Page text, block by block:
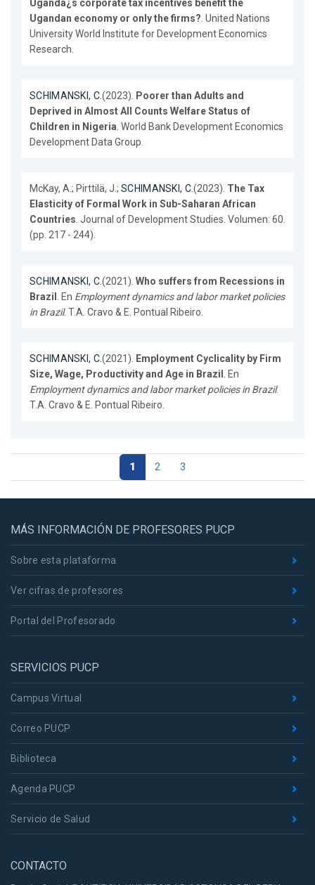
Uganda¿s corporate tax incentives benefit the
Ugandan economy or only the firms?. United Nations
University World Institute for Development Economics
Research.
SCHIMANSKI, C.(2023). Poorer than Adults and
Deprived in Almost All Counts Welfare Status of
Children in Nigeria. World Bank Development Economics
Development Data Group.
McKay, A.; Pirttilä, J.; SCHIMANSKI, C.(2023). The Tax
Elasticity of Formal Work in Sub-Saharan African
Countries. Journal of Development Studies. Volumen: 60.
(pp. 217 - 244).
SCHIMANSKI, C.(2021).Who suffers from Recessions in
Brazil . En Employment dynamics and labor market policies
in Brazil. T.A. Cravo & E. Pontual Ribeiro.
SCHIMANSKI, C.(2021). Employment Cyclicality by Firm
Size, Wage, Productivity and Age in Brazil . En
Employment dynamics and labor market policies in Brazil.
T.A. Cravo & E. Pontual Ribeiro.
1 2 3
MÁS INFORMACIÓN DE PROFESORES PUCP
Sobre esta plataforma
Ver cifras de profesores
Portal del Profesorado
SERVICIOS PUCP
Campus Virtual
Correo PUCP
Biblioteca
Agenda PUCP
Servicio de Salud
CONTACTO